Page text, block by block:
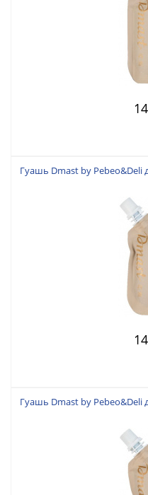
Гуашь Dmast by
Гуашь Dmast by Pebeo&Deli